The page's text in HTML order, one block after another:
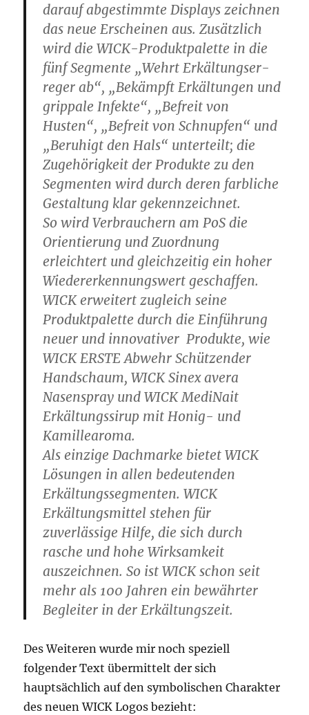
darauf abgestimmte Displays zeichnen
das neue Erscheinen aus. Zusätzlich
wird die WICK-Produktpalette in die
fünf Segmente „Wehrt Erkältungser-
reger ab“, „Bekämpft Erkältungen und
grippale Infekte“, „Befreit von
Husten“, „Befreit von Schnupfen“ und
„Beruhigt den Hals“ unterteilt; die
Zugehörigkeit der Produkte zu den
Segmenten wird durch deren farbliche
Gestaltung klar gekennzeichnet.
So wird Verbrauchern am PoS die
Orientierung und Zuordnung
erleichtert und gleichzeitig ein hoher
Wiedererkennungswert geschaffen.
WICK erweitert zugleich seine
Produktpalette durch die Einführung
neuer und innovativer Produkte, wie
WICK ERSTE Abwehr Schützender
Handschaum, WICK Sinex avera
Nasenspray und WICK MediNait
Erkältungssirup mit Honig- und
Kamillearoma.
Als einzige Dachmarke bietet WICK
Lösungen in allen bedeutenden
Erkältungssegmenten. WICK
Erkältungsmittel stehen für
zuverlässige Hilfe, die sich durch
rasche und hohe Wirksamkeit
auszeichnen. So ist WICK schon seit
mehr als 100 Jahren ein bewährter
Begleiter in der Erkältungszeit.
Des Weiteren wurde mir noch speziell
folgender Text übermittelt der sich
hauptsächlich auf den symbolischen Charakter
des neuen WICK Logos bezieht: